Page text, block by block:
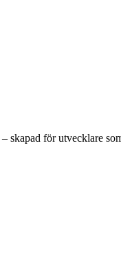
skapad för utvecklare